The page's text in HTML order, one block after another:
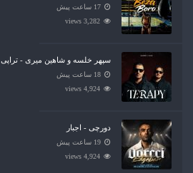
17 ساعت پیش
3,282 views
سپهر خلسه و شاهین میری - تراپی
18 ساعت پیش
4,924 views
دورچی - اجبار
19 ساعت پیش
4,924 views